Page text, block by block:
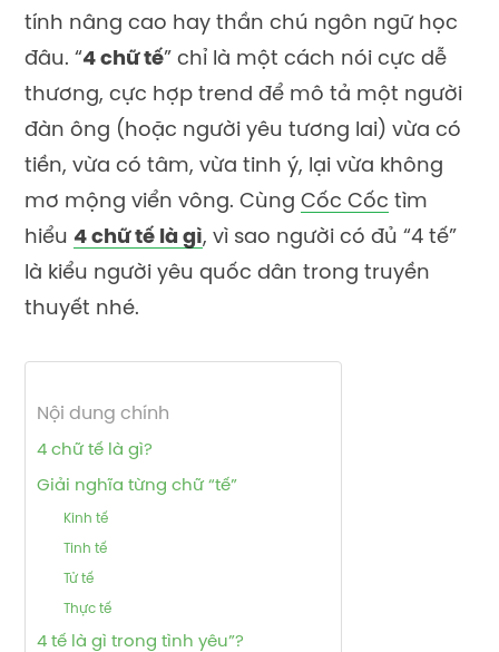
tính nâng cao hay thần chú ngôn ngữ học
đâu. “4 chữ tế” chỉ là một cách nói cực dễ
thương, cực hợp trend để mô tả một người
đàn ông (hoặc người yêu tương lai) vừa có
tiền, vừa có tâm, vừa tinh ý, lại vừa không
mơ mộng viển vông. Cùng Cốc Cốc tìm
hiểu 4 chữ tế là gì, vì sao người có đủ “4 tế”
là kiểu người yêu quốc dân trong truyền
thuyết nhé.
Nội dung chính
4 chữ tế là gì?
Giải nghĩa từng chữ “tế”
Kinh tế
Tinh tế
Tử tế
Thực tế
4 tế là gì trong tình yêu”?